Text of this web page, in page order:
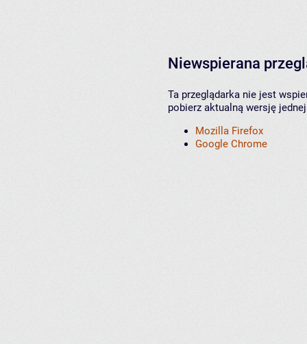
Niewspierana
Ta przeglądarka nie jest
pobierz aktualną wersję
Mozilla Firefox
Google Chrome